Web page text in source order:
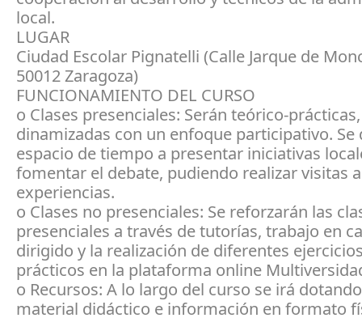
local.
LUGAR
Ciudad Escolar Pignatelli (Calle Jarque de
50012 Zaragoza)
FUNCIONAMIENTO DEL CURSO
o Clases presenciales: Serán teórico-prácticas,
dinamizadas con un enfoque participativo. Se
espacio de tiempo a presentar iniciativas
fomentar el debate, pudiendo realizar visitas
experiencias.
o Clases no presenciales: Se reforzarán las
presenciales a través de tutorías, trabajo en
dirigido y la realización de diferentes
prácticos en la plataforma online
o Recursos: A lo largo del curso se irá
material didáctico e información en formato